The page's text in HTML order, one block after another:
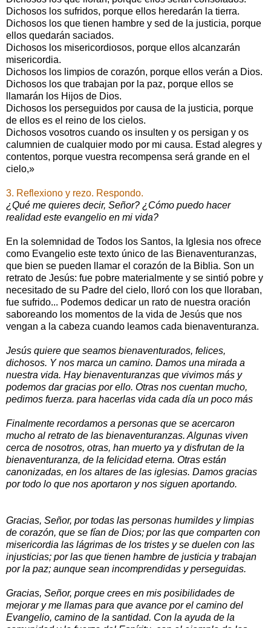
Dichosos los sufridos, porque ellos heredarán la tierra.
Dichosos los que tienen hambre y sed de la justicia, porque
ellos quedarán saciados.
Dichosos los misericordiosos, porque ellos alcanzarán
misericordia.
Dichosos los limpios de corazón, porque ellos verán a Dios.
Dichosos los que trabajan por la paz, porque ellos se
llamarán los Hijos de Dios.
Dichosos los perseguidos por causa de la justicia, porque
de ellos es el reino de los cielos.
Dichosos vosotros cuando os insulten y os persigan y os
calumnien de cualquier modo por mi causa. Estad alegres y
contentos, porque vuestra recompensa será grande en el
cielo,»
3. Reflexiono y rezo. Respondo.
¿Qué me quieres decir, Señor? ¿Cómo puedo hacer
realidad este evangelio en mi vida?
En la solemnidad de Todos los Santos, la Iglesia nos ofrece
como Evangelio este texto único de las Bienaventuranzas,
que bien se pueden llamar el corazón de la Biblia. Son un
retrato de Jesús: fue pobre materialmente y se sintió pobre y
necesitado de su Padre del cielo, lloró con los que lloraban,
fue sufrido... Podemos dedicar un rato de nuestra oración
saboreando los momentos de la vida de Jesús que nos
vengan a la cabeza cuando leamos cada bienaventuranza.
Jesús quiere que seamos bienaventurados, felices,
dichosos. Y nos marca un camino. Damos una mirada a
nuestra vida. Hay bienaventuranzas que vivimos más y
podemos dar gracias por ello. Otras nos cuentan mucho,
pedimos fuerza. para hacerlas vida cada día un poco más
Finalmente recordamos a personas que se acercaron
mucho al retrato de las bienaventuranzas. Algunas viven
cerca de nosotros, otras, han muerto ya y disfrutan de la
bienaventuranza, de la felicidad eterna. Otras están
canonizadas, en los altares de las iglesias. Damos gracias
por todo lo que nos aportaron y nos siguen aportando.
Gracias, Señor, por todas las personas humildes y limpias
de corazón, que se fían de Dios; por las que comparten con
misericordia las lágrimas de los tristes y se duelen con las
injusticias; por las que tienen hambre de justicia y trabajan
por la paz; aunque sean incomprendidas y perseguidas.
Gracias, Señor, porque crees en mis posibilidades de
mejorar y me llamas para que avance por el camino del
Evangelio, camino de la santidad. Con la ayuda de la